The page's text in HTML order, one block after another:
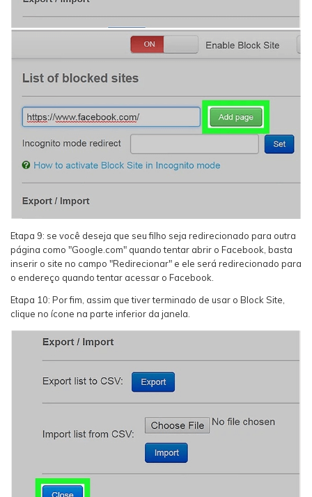
Etapa 9: se você deseja que seu filho seja redirecionado para outra
página como "Google.com" quando tentar abrir o Facebook, basta
inserir o site no campo "Redirecionar" e ele será redirecionado para
o endereço quando tentar acessar o Facebook.
Etapa 10: Por fim, assim que tiver terminado de usar o Block Site,
clique no ícone na parte inferior da janela.